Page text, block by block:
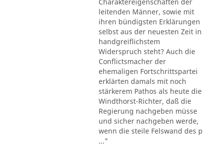
leitenden Männer, sowie mit
ihren bündigsten Erklärungen
selbst aus der neuesten Zeit in
handgreiflichstem
Widerspruch steht? Auch die
Conflictsmacher der
ehemaligen Fortschrittspartei
erklärten damals mit noch
stärkerem Pathos als heute die
Windthorst-Richter, daß die
Regierung nachgeben müsse
und sicher nachgeben werde,
wenn die steile Felswand des p
..."